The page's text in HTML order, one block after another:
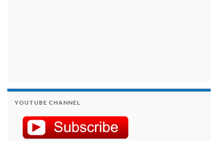
YOUTUBE CHANNEL